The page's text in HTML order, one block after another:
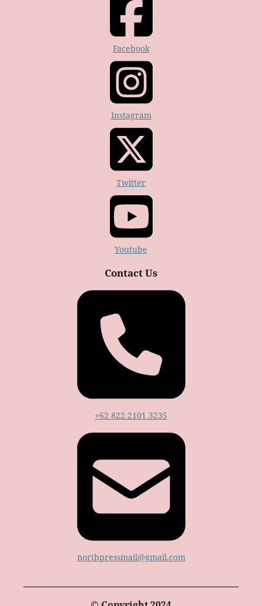
Facebook
Instagram
Twitter
Youtube
Contact Us
+62 822 2101 3235
northpressmail@gmail.com